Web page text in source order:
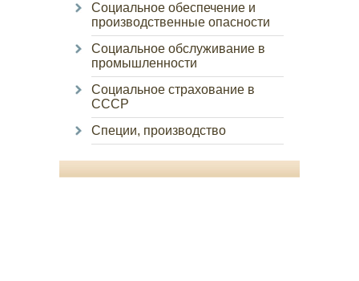
Социальное обеспечение и
производственные опасности
Социальное обслуживание в
промышленности
Социальное страхование в
СССР
Специи, производство